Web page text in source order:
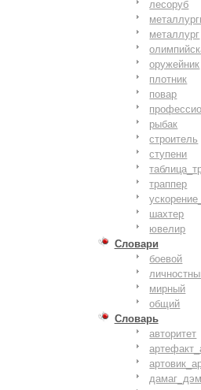
лесоруб
металлург
оружейник
плотник
повар
рыбак
строитель
ступени
траппер
шахтер
ювелир
Словари
боевой
мирный
общий
Словарь
авторитет